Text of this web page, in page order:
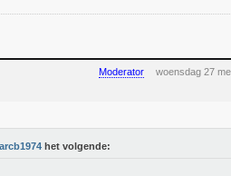
Moderator woensdag 27
het volgende: